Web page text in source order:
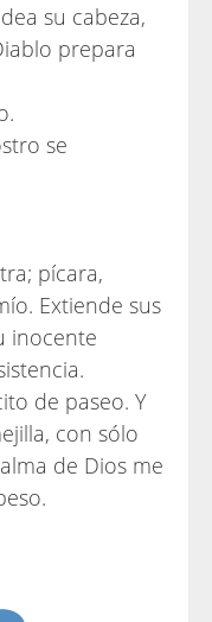
su cabeza,
prepara
se
pícara,
Extiende sus
inocente
de paseo. Y
con sólo
de Dios me